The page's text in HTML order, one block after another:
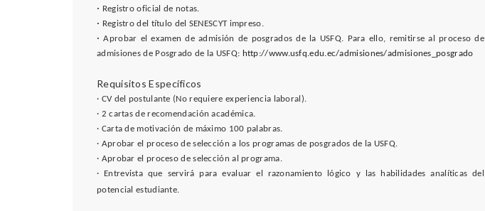
· Registro oficial de notas.
· Registro del título del SENESCYT impreso.
·Aprobar el examen de admisión de posgrados de la USFQ. Para ello, remitirse al proceso de
admisiones de Posgrado de la USFQ: http://www.usfq.edu.ec/admisiones/admisiones_posgrado
Requisitos Específicos
· CV del postulante (No requiere experiencia laboral).
· 2 cartas de recomendación académica.
· Carta de motivación de máximo 100 palabras.
· Aprobar el proceso de selección a los programas de posgrados de la USFQ.
· Aprobar el proceso de selección al programa.
· Entrevista que servirá para evaluar el razonamiento lógico y las habilidades analíticas del
potencial estudiante.